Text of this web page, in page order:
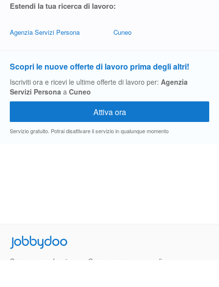
Estendi la tua ricerca di lavoro:
Agenzia Servizi Persona Cuneo
Scopri le nuove offerte di lavoro prima degli altri!
Iscriviti ora e ricevi le ultime offerte di lavoro per: Agenzia
Servizi Persona a Cuneo
Servizio gratuito. Potrai disattivare il servizio in qualunque momento
Jobbydoo
Cerca per professione
Cerca per area geografica